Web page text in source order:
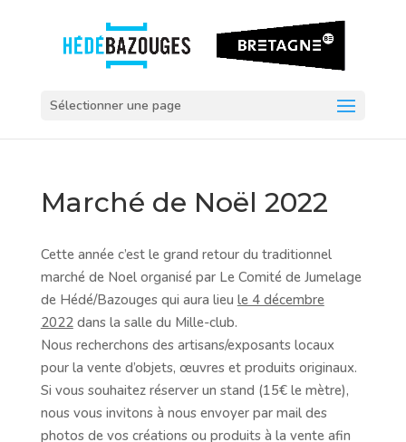
Sélectionner une page
Marché de Noël 2022
Cette année c’est le grand retour du traditionnel
marché de Noel organisé par Le Comité de Jumelage
de Hédé/Bazouges qui aura lieu le 4 décembre
2022dans la salle du Mille-club.
Nous recherchons des artisans/exposants locaux
pour la vente d’objets, œuvres et produits originaux.
Si vous souhaitez réserver un stand (15€ le mètre),
nous vous invitons à nous envoyer par mail des
photos de vos créations ou produits à la vente afin